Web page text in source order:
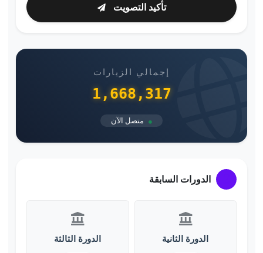
تأكيد التصويت
إجمالي الزيارات
1,668,317
متصل الآن
الدورات السابقة
الدورة الثانية الدورة الثالثة